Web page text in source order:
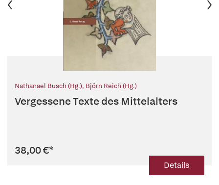
Nathanael Busch (Hg.), Björn Reich (Hg.)
Vergessene Texte des Mittelalters
38,00 €*
Details